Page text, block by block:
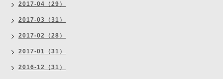
2017-04（29）
2017-03（31）
2017-02（28）
2017-01（31）
2016-12（31）